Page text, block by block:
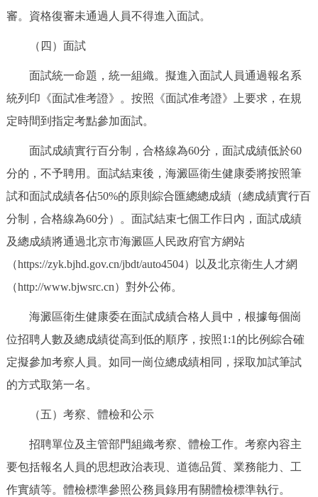
審。資格復審未通過人員不得進入面試。
（四）面試
面試統一命題，統一組織。擬進入面試人員通過報名系
統列印《面試准考證》。按照《面試准考證》上要求，在規
定時間到指定考點參加面試。
面試成績實行百分制，合格線為60分，面試成績低於60
分的，不予聘用。面試結束後，海澱區衛生健康委將按照筆
試和面試成績各佔50%的原則綜合匯總總成績（總成績實行百
分制，合格線為60分）。面試結束七個工作日內，面試成績
及總成績將通過北京市海澱區人民政府官方網站
（https://zyk.bjhd.gov.cn/jbdt/auto4504）以及北京衛生人才網
（http://www.bjwsrc.cn）對外公佈。
海澱區衛生健康委在面試成績合格人員中，根據每個崗
位招聘人數及總成績從高到低的順序，按照1:1的比例綜合確
定擬參加考察人員。如同一崗位總成績相同，採取加試筆試
的方式取第一名。
（五）考察、體檢和公示
招聘單位及主管部門組織考察、體檢工作。考察內容主
要包括報名人員的思想政治表現、道德品質、業務能力、工
作實績等。體檢標準參照公務員錄用有關體檢標準執行。